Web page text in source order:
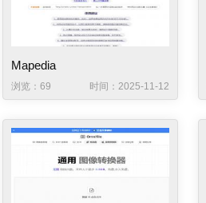
Mapedia
浏览：69 时间：2025-11-12